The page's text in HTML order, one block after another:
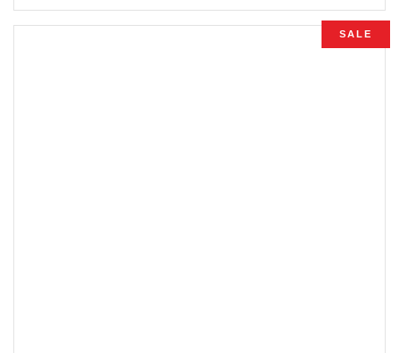
was:
is:
SALE